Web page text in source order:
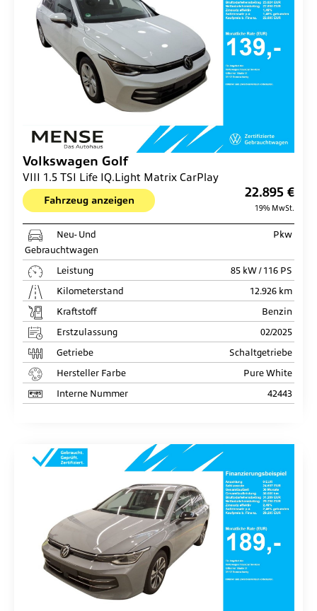
Volkswagen Golf
VIII 1.5 TSI Life IQ.Light Matrix CarPlay
Fahrzeug anzeigen
22.895 €
19% MwSt.
Neu- Und
Gebrauchtwagen
Pkw
Leistung
85 kW / 116 PS
Kilometerstand
12.926 km
Kraftstoff
Benzin
Erstzulassung
02/2025
Getriebe
Schaltgetriebe
Hersteller Farbe
Pure White
Interne Nummer
42443